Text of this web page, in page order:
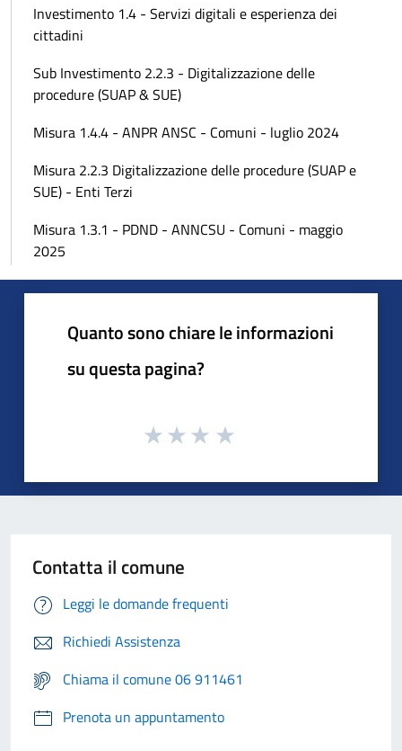
Investimento 1.4 - Servizi digitali e esperienza dei
cittadini
Sub Investimento 2.2.3 - Digitalizzazione delle
procedure (SUAP & SUE)
Misura 1.4.4 - ANPR ANSC - Comuni - luglio 2024
Misura 2.2.3 Digitalizzazione delle procedure (SUAP e
SUE) - Enti Terzi
Misura 1.3.1 - PDND - ANNCSU - Comuni - maggio
2025
Quanto sono chiare le informazioni
su questa pagina?
Contatta il comune
Leggi le domande frequenti
Richiedi Assistenza
Chiama il comune 06 911461
Prenota un appuntamento